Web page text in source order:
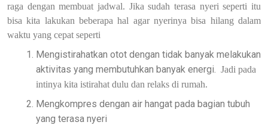
raga dengan membuat jadwal. Jika sudah terasa nyeri seperti itu
bisa kita lakukan beberapa hal agar nyerinya bisa hilang dalam
waktu yang cepat seperti
Mengistirahatkan otot dengan tidak banyak melakukan
aktivitas yang membutuhkan banyak energi.
Jadi pada
intinya kita istirahat dulu dan relaks di rumah.
Mengkompres dengan air hangat pada bagian tubuh
yang terasa nyeri